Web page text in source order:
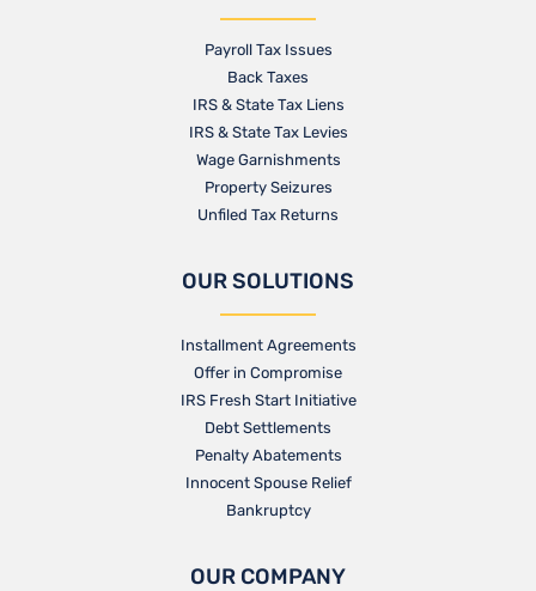
Payroll Tax Issues
Back Taxes
IRS & State Tax Liens
IRS & State Tax Levies
Wage Garnishments
Property Seizures
Unfiled Tax Returns
OUR SOLUTIONS
Installment Agreements
Offer in Compromise
IRS Fresh Start Initiative
Debt Settlements
Penalty Abatements
Innocent Spouse Relief
Bankruptcy
OUR COMPANY